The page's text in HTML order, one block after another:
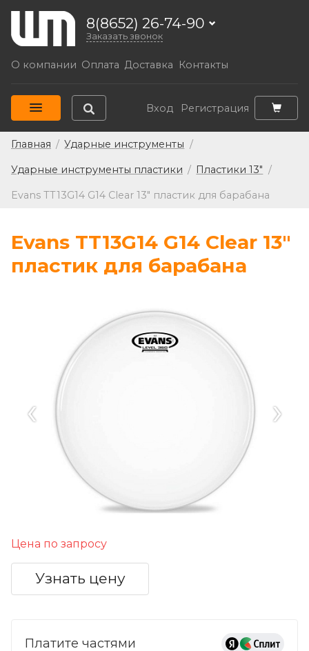
8(8652) 26-74-90
Заказать звонок
О компании Оплата Доставка Контакты
Вход Регистрация
Главная / Ударные инструменты /
Ударные инструменты пластики / Пластики 13" /
Evans TT13G14 G14 Clear 13" пластик для барабана
Evans TT13G14 G14 Clear 13"
пластик для барабана
‹ ›
Цена по запросу
Узнать цену
Платите частями